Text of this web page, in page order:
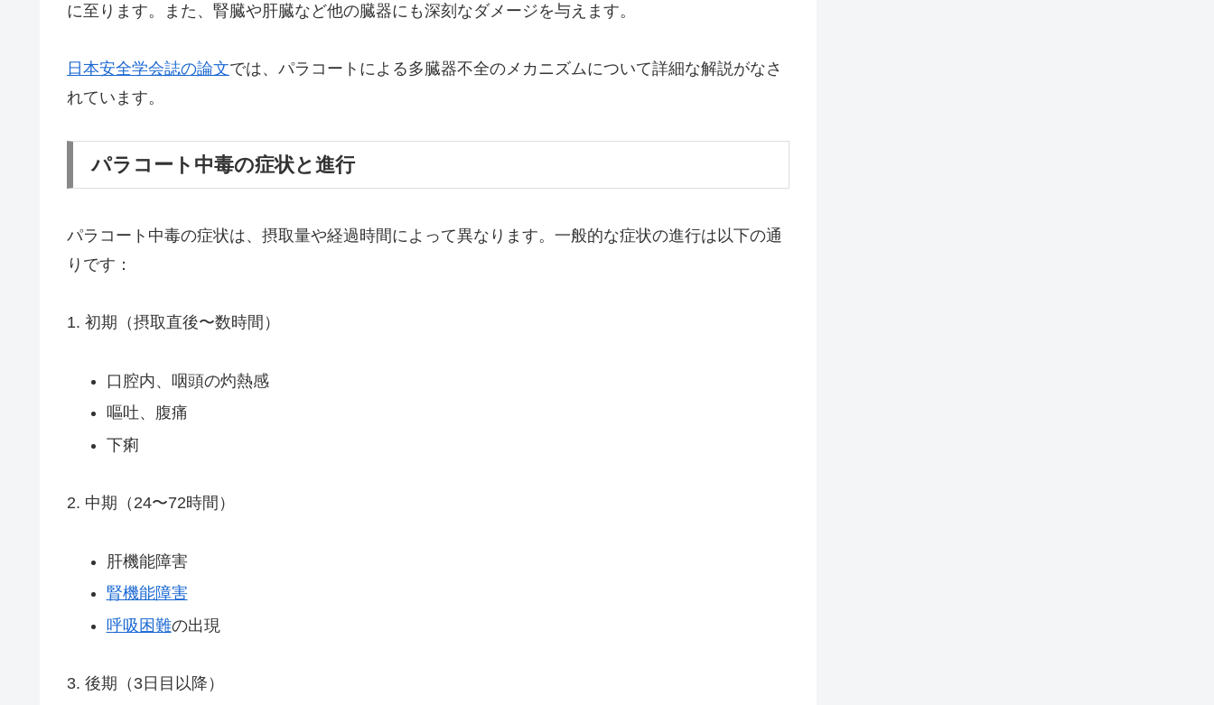
に至ります。また、腎臓や肝臓など他の臓器にも深刻なダメージを与えます。
日本安全学会誌の論文では、パラコートによる多臓器不全のメカニズムについて詳細な解説がなさ
れています。
パラコート中毒の症状と進行
パラコート中毒の症状は、摂取量や経過時間によって異なります。一般的な症状の進行は以下の通
りです：
1. 初期（摂取直後〜数時間）
口腔内、咽頭の灼熱感
嘔吐、腹痛
下痢
2. 中期（24〜72時間）
肝機能障害
腎機能障害
呼吸困難の出現
3. 後期（3日目以降）